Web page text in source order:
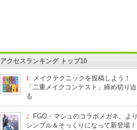
アクセスランキング トップ10
1.
メイクテクニックを投稿しよう！
「二重メイクコンテスト」締め切り迫
る
2. FGO・マシュのコラボメガネ、より
シンプル＆そっくりになって新登場！